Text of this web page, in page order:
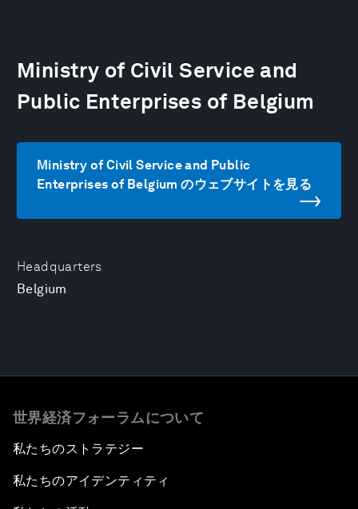
Headquarters
Belgium
Ministry of Civil Service and
Public Enterprises of Belgium
Ministry of Civil Service and Public
Enterprises of Belgium のウェブサイトを見る
世界経済フォーラムについて
私たちのストラテジー
私たちのアイデンティティ